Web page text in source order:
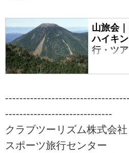
山旅会
ハイキ
行・ツ
快適な専
行。入門
的に応じ
な登山ツ
て生きが
------------------------------
クラブツーリズム株式会社
スポーツ旅行センター